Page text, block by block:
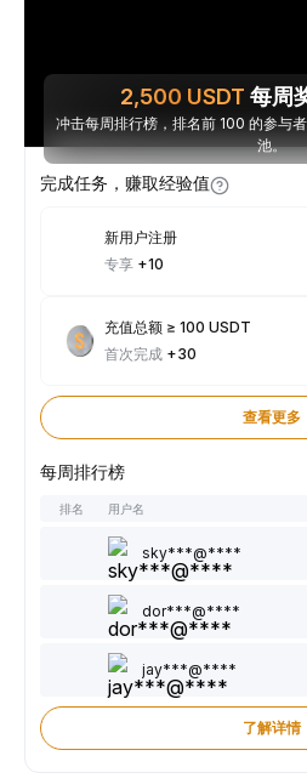
2,500 USDT 每周
冲击每周排行榜，排名前 100 的参与
池。
完成任务，赚取经验值
新用户注册
专享 +10
充值总额 ≥ 100 USDT
首次完成 +30
查看更多
每周排行榜
排名 用户名
sky***@****
dor***@****
jay***@****
了解详情